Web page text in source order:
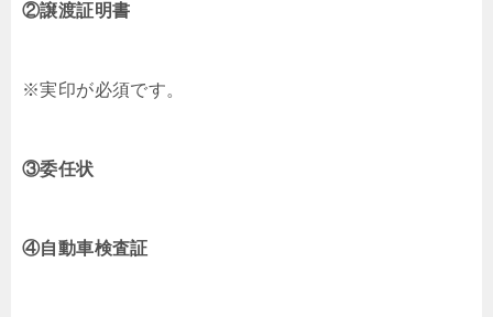
②譲渡証明書
※実印が必須です。
③委任状
④自動車検査証